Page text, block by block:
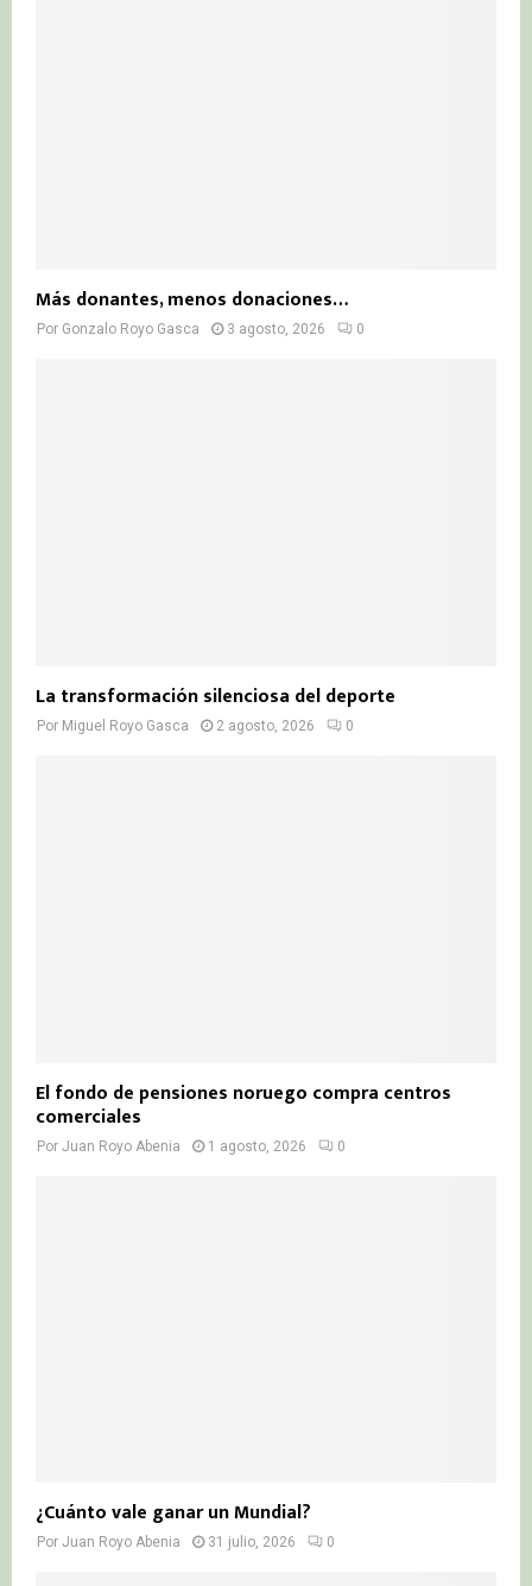
Más donantes, menos donaciones…
Por Gonzalo Royo Gasca 3 agosto, 2026 0
La transformación silenciosa del deporte
Por Miguel Royo Gasca 2 agosto, 2026 0
El fondo de pensiones noruego compra centros
comerciales
Por Juan Royo Abenia 1 agosto, 2026 0
¿Cuánto vale ganar un Mundial?
Por Juan Royo Abenia 31 julio, 2026 0